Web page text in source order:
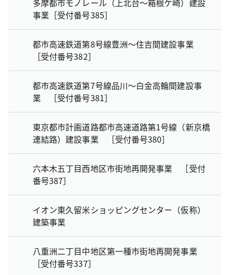
事業［受付番号385］
都市高速鉄道第8号線豊洲～住吉間建設事業
［受付番号382］
都市高速鉄道第7号線品川～白金高輪間建設事
業 ［受付番号381］
東京都市計画道路都市高速道路第1号線（新京橋
連結路）建設事業 ［受付番号380］
六本木五丁目西地区市街地再開発事業 ［受付
番号387］
イオン東久留米ショッピングセンター（仮称）
建築事業
八重洲二丁目中地区第一種市街地再開発事業
［受付番号337］